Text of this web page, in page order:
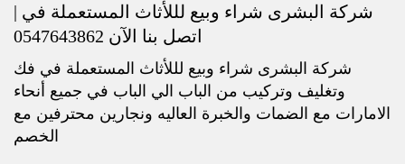
شركة البشرى شراء وبيع لللأثاث المستعملة في |
اتصل بنا الآن 0547643862
شركة البشرى شراء وبيع لللأثاث المستعملة في فك
وتغليف وتركيب من الباب الي الباب في جميع أنحاء
الامارات مع الضمات والخبرة العاليه ونجارين محترفين مع
الخصم